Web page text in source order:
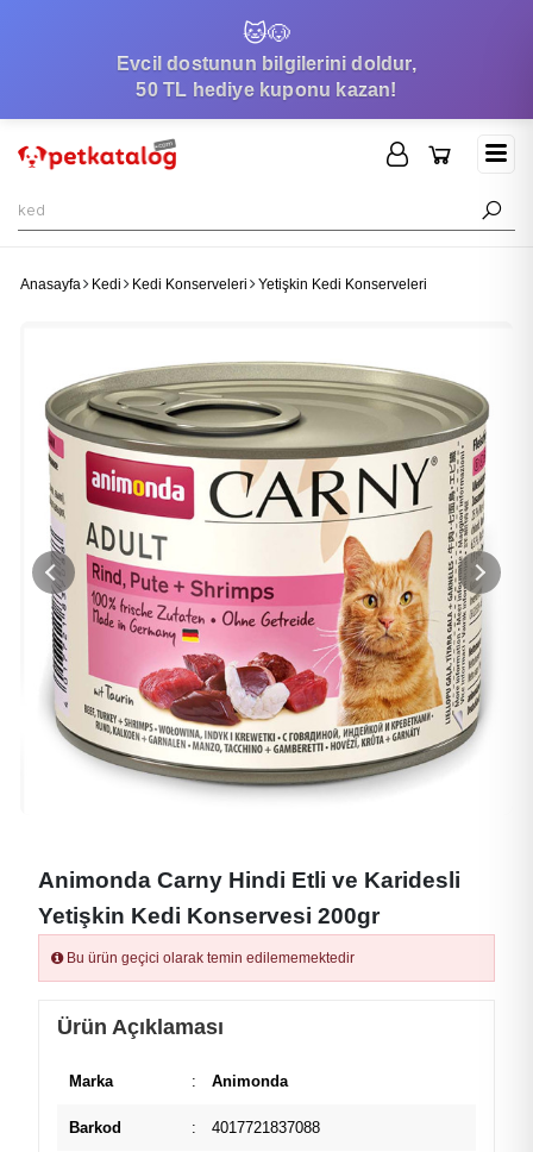
🐱🐶
Evcil dostunun bilgilerini doldur,
50 TL hediye kuponu kazan!
Anasayfa Kedi Kedi Konserveleri Yetişkin Kedi Konserveleri
Animonda Carny Hindi Etli ve Karidesli
Yetişkin Kedi Konservesi 200gr
Bu ürün geçici olarak temin edilememektedir
Ürün Açıklaması
Marka : Animonda
Barkod : 4017721837088